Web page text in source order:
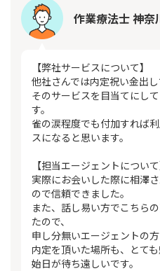
作業療法士 神奈
【弊社サービスについて】
他社さんでは内定祝い金出し
そのサービスを目当てにし
す。
雀の涙程度でも付加すれば
スになると思います。
【担当エージェントについて
実際にお会いした際に相澤
ので信頼できました。
また、話し易い方でこちら
たので、
申し分無いエージェントの
内定を頂いた場所も、とて
始日が待ち遠しいです。